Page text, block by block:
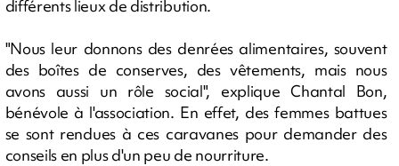
différents lieux de distribution.
"Nous leur donnons des denrées alimentaires, souvent
des boîtes de conserves, des vêtements, mais nous
avons aussi un rôle social", explique Chantal Bon,
bénévole à l'association. En effet, des femmes battues
se sont rendues à ces caravanes pour demander des
conseils en plus d'un peu de nourriture.